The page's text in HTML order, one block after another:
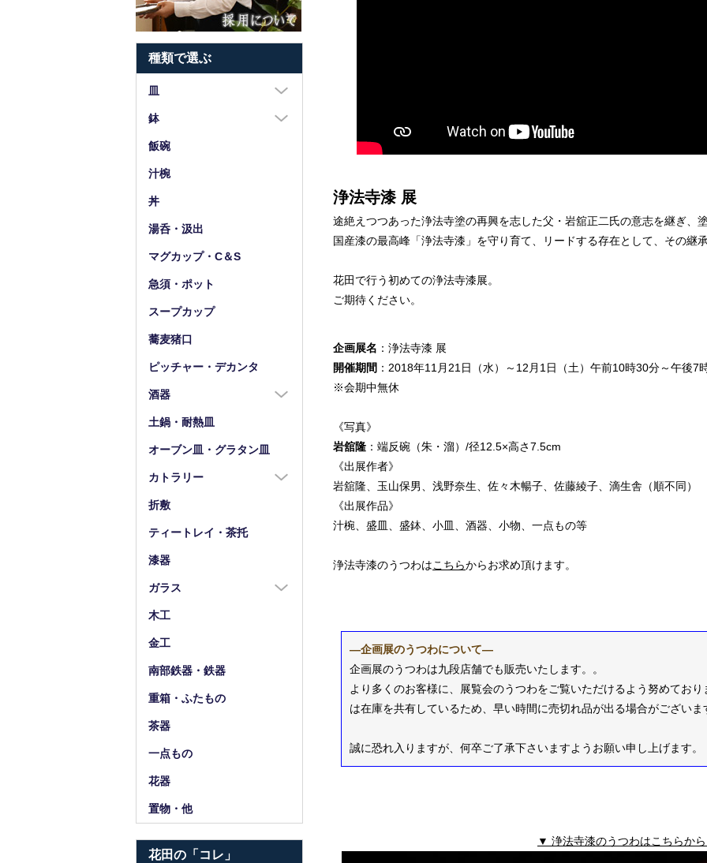
浄法寺漆 展
途絶えつつあった浄法寺塗の再興を志した父・岩舘正二氏の意志を継ぎ、
国産漆の最高峰「浄法寺漆」を守り育て、リードする存在として、その継
花田で行う初めての浄法寺漆展。
ご期待ください。
企画展名 ：浄法寺漆 展
開催期間 ：2018年11月21日（水）～12月1日（土）午前10時30分～午後7
※会期中無休
《写真》
岩舘隆 ：端反碗（朱・溜）/径12.5×高さ7.5cm
《出展作者》
岩舘隆、玉山保男、浅野奈生、佐々木暢子、佐藤綾子、滴生舎（順不同）
《出展作品》
汁椀、盛皿、盛鉢、小皿、酒器、小物、一点もの等
浄法寺漆のうつわはこちらからお求め頂けます。
―企画展のうつわについて―
企画展のうつわは九段店舗でも販売いたします。。
より多くのお客様に、展覧会のうつわをご覧いただけるよう努めてお
は在庫を共有しているため、早い時間に売切れ品が出る場合がございま
誠に恐れ入りますが、何卒ご了承下さいますようお願い申し上げます。
▼ 浄法寺漆のうつわはこちらか
種類で選ぶ
皿
大皿（8寸以上）
中皿（5～7寸）
小皿（4寸以下）
鉢
大鉢（8寸以上）
中鉢（5～7寸）
飯碗
汁椀
丼
湯呑・汲出
マグカップ・C＆S
急須・ポット
スープカップ
蕎麦猪口
ピッチャー・デカンタ
酒器
酒器全商品
徳利
土鍋・耐熱皿
オーブン皿・グラタン皿
カトラリー
カトラリー全商品
箸
箸置
折敷
ティートレイ・茶托
漆器
ガラス
ガラス全商品
グラス
ガラス皿
木工
金工
南部鉄器・鉄器
重箱・ふたもの
茶器
一点もの
花器
置物・他
花田の「コレ」